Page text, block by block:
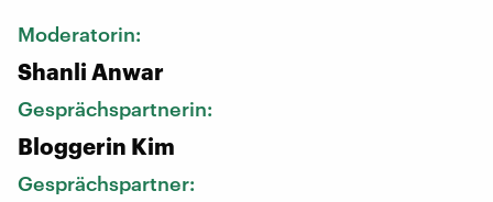
Moderatorin:
Shanli Anwar
Gesprächspartnerin:
Bloggerin Kim
Gesprächspartner: